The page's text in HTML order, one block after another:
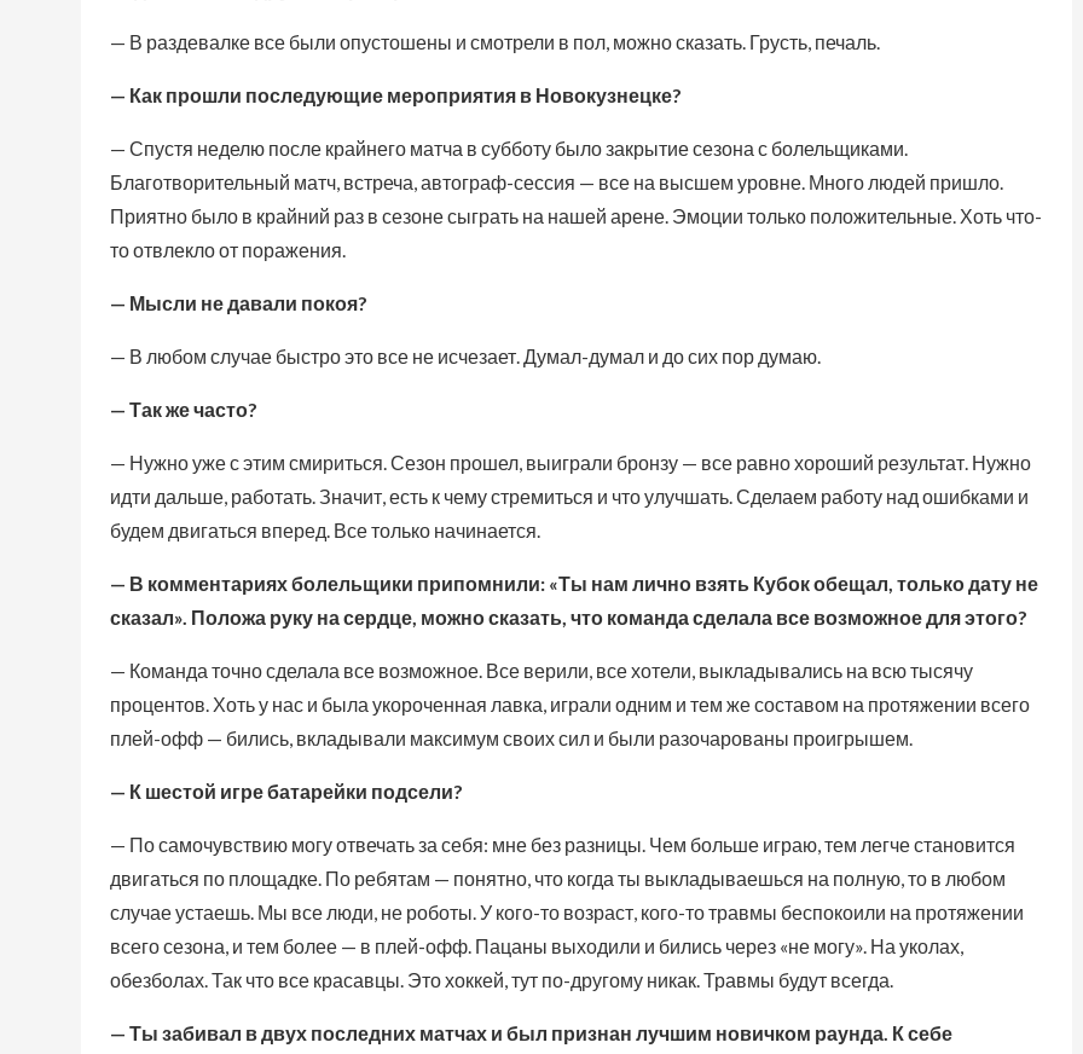
— В раздевалке все были опустошены и смотрели в пол, можно сказать. Грусть, печаль.
— Как прошли последующие мероприятия в Новокузнецке?
— Спустя неделю после крайнего матча в субботу было закрытие сезона с болельщиками.
Благотворительный матч, встреча, автограф-сессия — все на высшем уровне. Много людей пришло.
Приятно было в крайний раз в сезоне сыграть на нашей арене. Эмоции только положительные. Хоть что-
то отвлекло от поражения.
— Мысли не давали покоя?
— В любом случае быстро это все не исчезает. Думал-думал и до сих пор думаю.
— Так же часто?
— Нужно уже с этим смириться. Сезон прошел, выиграли бронзу — все равно хороший результат. Нужно
идти дальше, работать. Значит, есть к чему стремиться и что улучшать. Сделаем работу над ошибками и
будем двигаться вперед. Все только начинается.
— В комментариях болельщики припомнили: «Ты нам лично взять Кубок обещал, только дату не
сказал». Положа руку на сердце, можно сказать, что команда сделала все возможное для этого?
— Команда точно сделала все возможное. Все верили, все хотели, выкладывались на всю тысячу
процентов. Хоть у нас и была укороченная лавка, играли одним и тем же составом на протяжении всего
плей-офф — бились, вкладывали максимум своих сил и были разочарованы проигрышем.
— К шестой игре батарейки подсели?
— По самочувствию могу отвечать за себя: мне без разницы. Чем больше играю, тем легче становится
двигаться по площадке. По ребятам — понятно, что когда ты выкладываешься на полную, то в любом
случае устаешь. Мы все люди, не роботы. У кого-то возраст, кого-то травмы беспокоили на протяжении
всего сезона, и тем более — в плей-офф. Пацаны выходили и бились через «не могу». На уколах,
обезболах. Так что все красавцы. Это хоккей, тут по-другому никак. Травмы будут всегда.
— Ты забивал в двух последних матчах и был признан лучшим новичком раунда. К себе